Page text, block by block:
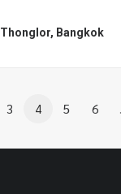
Thonglor, Bangkok
3 4 5 6